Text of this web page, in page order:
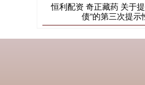
恒利配资 奇正藏药 关于
债”的第三次提示